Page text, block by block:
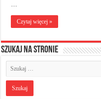
…
Czytaj więcej »
Szukaj na stronie